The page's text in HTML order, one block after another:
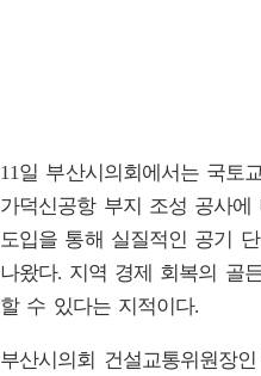
11일 부산시의회에서는 국토
가덕신공항 부지 조성 공사
도입을 통해 실질적인 공기
나왔다. 지역 경제 회복의 골
할 수 있다는 지적이다.
부산시의회 건설교통위원장